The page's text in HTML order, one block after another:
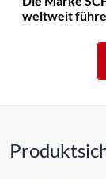
weltweit